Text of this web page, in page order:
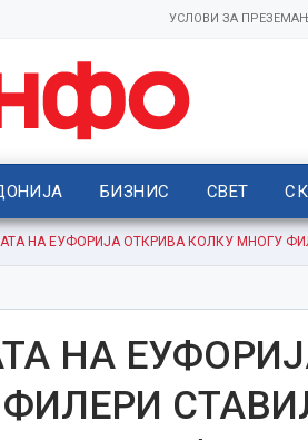
УСЛОВИ ЗА
БИЗНИС СВЕТ
НА ЕУФОРИЈА ОТКРИВА КОЛКУ МНОГУ
НА